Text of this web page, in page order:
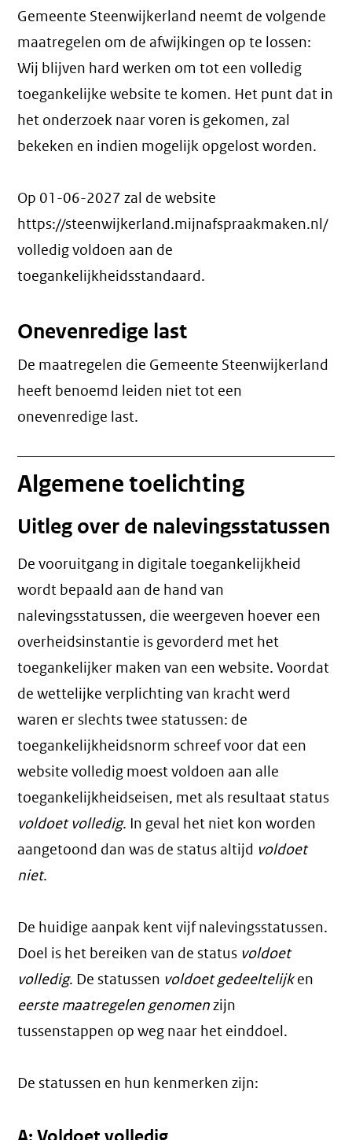
Gemeente Steenwijkerland neemt de volgende
maatregelen om de afwijkingen op te lossen:
Wij blijven hard werken om tot een volledig
toegankelijke website te komen. Het punt dat in
het onderzoek naar voren is gekomen, zal
bekeken en indien mogelijk opgelost worden.
Op 01-06-2027 zal de website
https://steenwijkerland.mijnafspraakmaken.nl/
volledig voldoen aan de
toegankelijkheidsstandaard.
Onevenredige last
De maatregelen die Gemeente Steenwijkerland
heeft benoemd leiden niet tot een
onevenredige last.
Algemene toelichting
Uitleg over de nalevingsstatussen
De vooruitgang in digitale toegankelijkheid
wordt bepaald aan de hand van
nalevingsstatussen, die weergeven hoever een
overheidsinstantie is gevorderd met het
toegankelijker maken van een website. Voordat
de wettelijke verplichting van kracht werd
waren er slechts twee statussen: de
toegankelijkheidsnorm schreef voor dat een
website volledig moest voldoen aan alle
toegankelijkheidseisen, met als resultaat status
voldoet volledig. In geval het niet kon worden
aangetoond dan was de status altijd voldoet
niet.
De huidige aanpak kent vijf nalevingsstatussen.
Doel is het bereiken van de status voldoet
volledig. De statussen voldoet gedeeltelijken
eerste maatregelen genomenzijn
tussenstappen op weg naar het einddoel.
De statussen en hun kenmerken zijn: